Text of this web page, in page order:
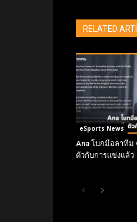
RELATED
eSports News
Ana โบกมือลาทีม
ตัวกับการแข่งแล้ว